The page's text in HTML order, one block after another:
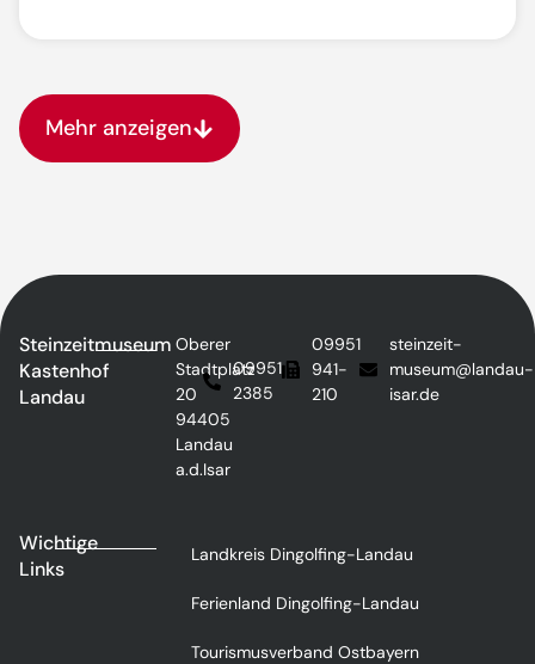
Mehr anzeigen
Steinzeitmuseum
Kastenhof
Landau
Oberer
Stadtplatz
20
94405
Landau
a.d.Isar
09951
2385
09951
941-
210
steinzeit-
museum@landau-
isar.de
Wichtige
Links
Landkreis Dingolfing-Landau
Ferienland Dingolfing-Landau
Tourismusverband Ostbayern